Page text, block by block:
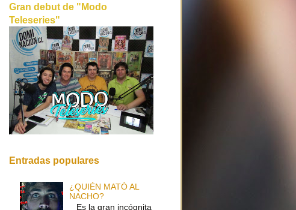
Gran debut de "Modo
Teleseries"
Entradas populares
¿QUIÉN MATÓ AL
NACHO?
Es la gran incógnita